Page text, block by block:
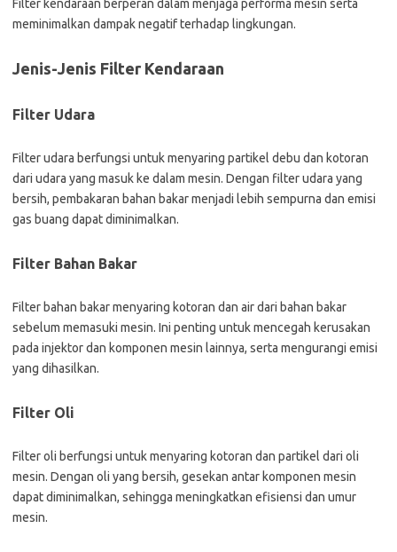
Filter kendaraan berperan dalam menjaga performa mesin serta
meminimalkan dampak negatif terhadap lingkungan.
Jenis-Jenis Filter Kendaraan
Filter Udara
Filter udara berfungsi untuk menyaring partikel debu dan kotoran
dari udara yang masuk ke dalam mesin. Dengan filter udara yang
bersih, pembakaran bahan bakar menjadi lebih sempurna dan emisi
gas buang dapat diminimalkan.
Filter Bahan Bakar
Filter bahan bakar menyaring kotoran dan air dari bahan bakar
sebelum memasuki mesin. Ini penting untuk mencegah kerusakan
pada injektor dan komponen mesin lainnya, serta mengurangi emisi
yang dihasilkan.
Filter Oli
Filter oli berfungsi untuk menyaring kotoran dan partikel dari oli
mesin. Dengan oli yang bersih, gesekan antar komponen mesin
dapat diminimalkan, sehingga meningkatkan efisiensi dan umur
mesin.